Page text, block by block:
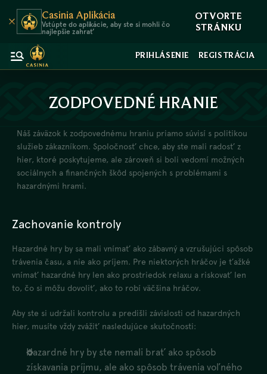
Casinia Aplikácia
Vstúpte do aplikácie, aby ste si mohli čo
najlepšie zahrať
OTVORTE
STRÁNKU
PRIHLÁSENIE REGISTRÁCIA
ZODPOVEDNÉ HRANIE
Náš záväzok k zodpovednému hraniu priamo súvisí s politikou
služieb zákazníkom. Spoločnosť chce, aby ste mali radosť z
hier, ktoré poskytujeme, ale zároveň si boli vedomí možných
sociálnych a finančných škôd spojených s problémami s
hazardnými hrami.
Zachovanie kontroly
Hazardné hry by sa mali vnímať ako zábavný a vzrušujúci spôsob
trávenia času, a nie ako príjem. Pre niektorých hráčov je ťažké
vnímať hazardné hry len ako prostriedok relaxu a riskovať len
to, čo si môžu dovoliť, ako to robí väčšina hráčov.
Aby ste si udržali kontrolu a predišli závislosti od hazardných
hier, musíte vždy zvážiť nasledujúce skutočnosti:
Hazardné hry by ste nemali brať ako spôsob
získavania príjmu, ale ako spôsob trávenia voľného